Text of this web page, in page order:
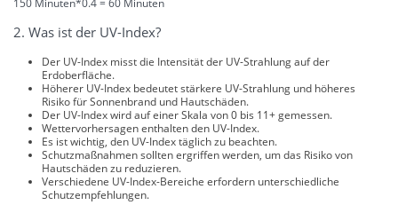
2. Was ist der UV-Index?
Der UV-Index misst die Intensität der UV-Strahlung auf der
Erdoberfläche.
Höherer UV-Index bedeutet stärkere UV-Strahlung und höheres
Risiko für Sonnenbrand und Hautschäden.
Der UV-Index wird auf einer Skala von 0 bis 11+ gemessen.
Wettervorhersagen enthalten den UV-Index.
Es ist wichtig, den UV-Index täglich zu beachten.
Schutzmaßnahmen sollten ergriffen werden, um das Risiko von
Hautschäden zu reduzieren.
Verschiedene UV-Index-Bereiche erfordern unterschiedliche
Schutzempfehlungen.